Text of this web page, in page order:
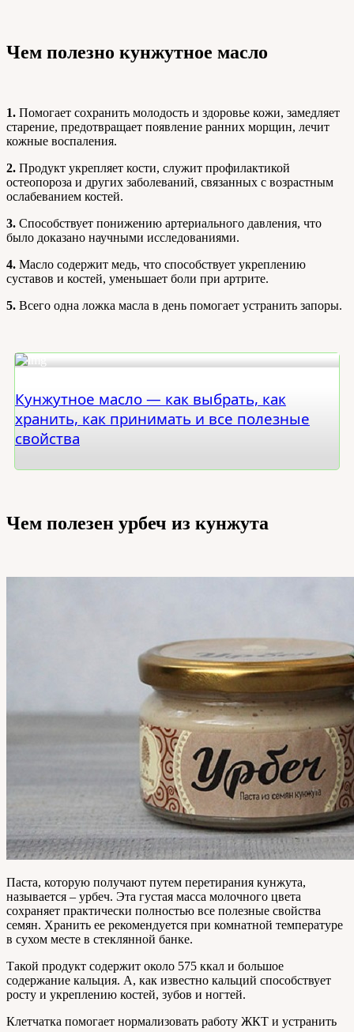
Чем полезно кунжутное масло
1. Помогает сохранить молодость и здоровье кожи, замедляет
старение, предотвращает появление ранних морщин, лечит
кожные воспаления.
2. Продукт укрепляет кости, служит профилактикой
остеопороза и других заболеваний, связанных с возрастным
ослабеванием костей.
3. Способствует понижению артериального давления, что
было доказано научными исследованиями.
4. Масло содержит медь, что способствует укреплению
суставов и костей, уменьшает боли при артрите.
5. Всего одна ложка масла в день помогает устранить запоры.
Кунжутное масло — как выбрать, как
хранить, как принимать и все полезные
свойства
Чем полезен урбеч из кунжута
Паста, которую получают путем перетирания кунжута,
называется – урбеч. Эта густая масса молочного цвета
сохраняет практически полностью все полезные свойства
семян. Хранить ее рекомендуется при комнатной температуре
в сухом месте в стеклянной банке.
Такой продукт содержит около 575 ккал и большое
содержание кальция. А, как известно кальций способствует
росту и укреплению костей, зубов и ногтей.
Клетчатка помогает нормализовать работу ЖКТ и устранить